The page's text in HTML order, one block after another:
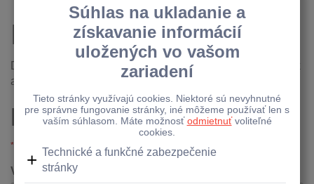
Dohodnúť stretnutie
Dohodnite si stretnutie priamo na jednej z našich pobočiek
a vyhnite sa čakaniu
krok 2/2Výber termínu:
* Označné polia sú povinné
Výber dátumu